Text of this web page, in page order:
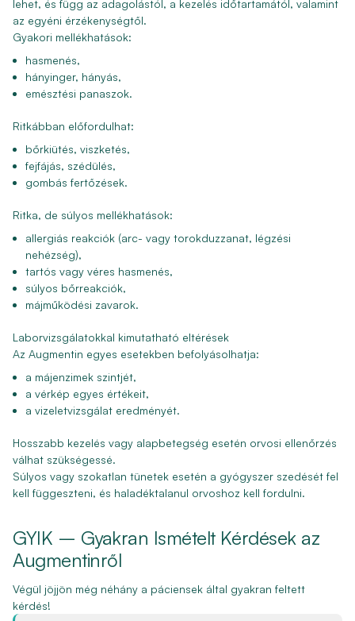
lehet, és függ az adagolástól, a kezelés időtartamától, valamint
az egyéni érzékenységtől.
Gyakori mellékhatások:
hasmenés,
hányinger, hányás,
emésztési panaszok.
Ritkábban előfordulhat:
bőrkiütés, viszketés,
fejfájás, szédülés,
gombás fertőzések.
Ritka, de súlyos mellékhatások:
allergiás reakciók (arc- vagy torokduzzanat, légzési
nehézség),
tartós vagy véres hasmenés,
súlyos bőrreakciók,
májműködési zavarok.
Laborvizsgálatokkal kimutatható eltérések
Az Augmentin egyes esetekben befolyásolhatja:
a májenzimek szintjét,
a vérkép egyes értékeit,
a vizeletvizsgálat eredményét.
Hosszabb kezelés vagy alapbetegség esetén orvosi ellenőrzés
válhat szükségessé.
Súlyos vagy szokatlan tünetek esetén a gyógyszer szedését fel
kell függeszteni, és haladéktalanul orvoshoz kell fordulni.
GYIK – Gyakran Ismételt Kérdések az
Augmentinről
Végül jöjjön még néhány a páciensek által gyakran feltett
kérdés!